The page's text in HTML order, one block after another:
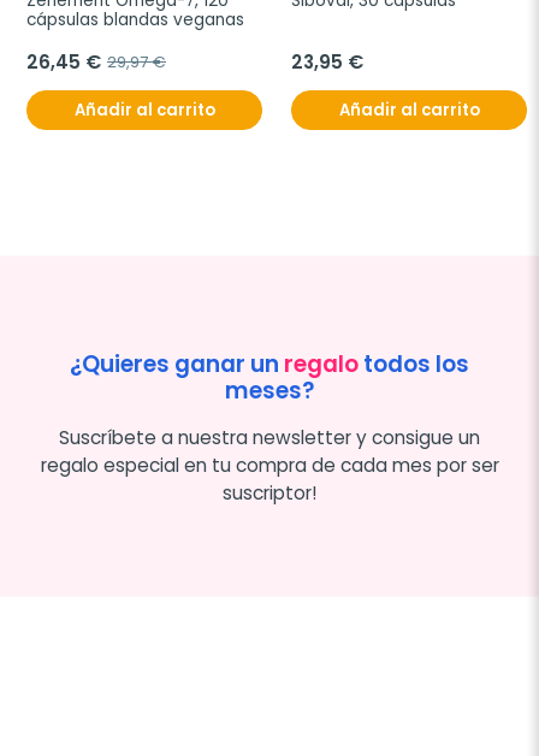
cápsulas blandas veganas
26,45 € 29,97 €
Añadir al carrito
23,95 €
Añadir al carrito
¿Quieres ganar un regalotodos los
meses?
Suscríbete a nuestra newsletter y consigue un
regalo especial en tu compra de cada mes por ser
suscriptor!